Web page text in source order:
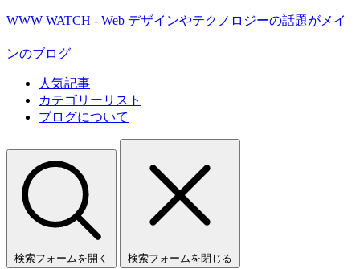
WWW WATCH - Web デザインやテクノロジーの話題がメイ
ンのブログ
人気記事
カテゴリーリスト
ブログについて
検索フォームを開く 検索フォームを閉じる